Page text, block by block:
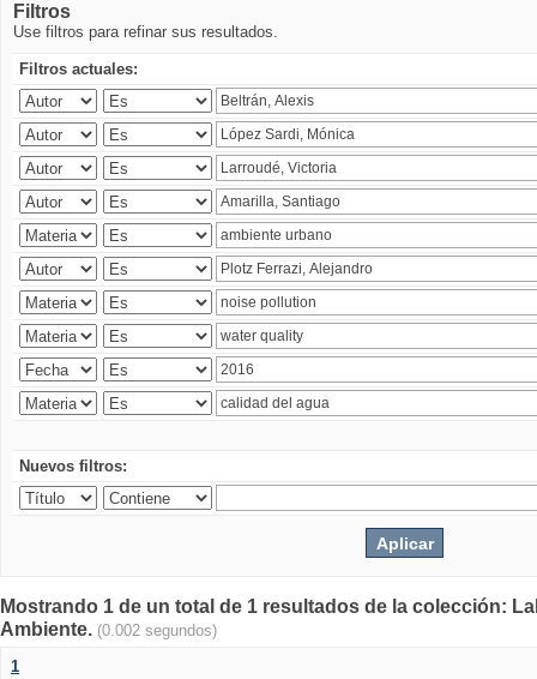
Filtros
Use filtros para refinar sus resultados.
Filtros actuales:
Nuevos filtros:
Mostrando 1 de un total de 1 resultados de la colección:
Ambiente. (0.002 segundos)
1